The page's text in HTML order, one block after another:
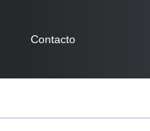
Contacto